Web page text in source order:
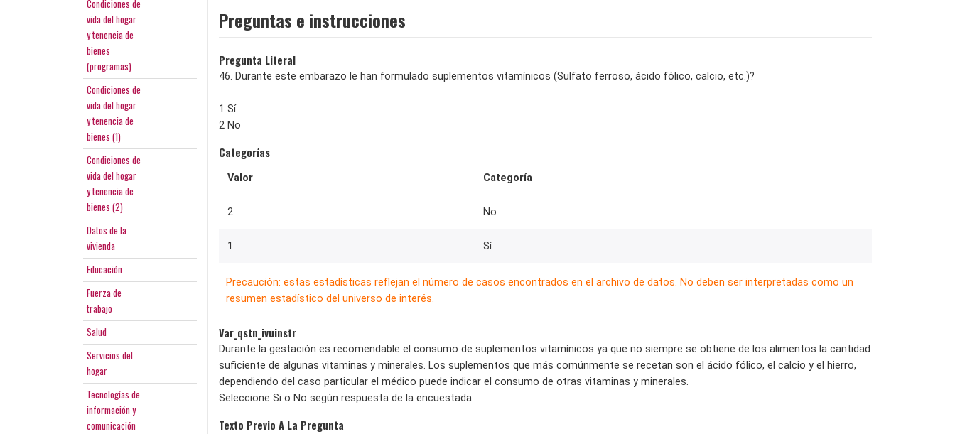
Condiciones de
vida del hogar
y tenencia de
bienes
(programas)
Condiciones de
vida del hogar
y tenencia de
bienes (1)
Condiciones de
vida del hogar
y tenencia de
bienes (2)
Datos de la
vivienda
Educación
Fuerza de
trabajo
Salud
Servicios del
hogar
Tecnologías de
información y
comunicación
Preguntas e instrucciones
Pregunta Literal
46. Durante este embarazo le han formulado suplementos vitamínicos (Sulfato ferroso, ácido fólico, calcio, etc.)?
1 Sí
2 No
Categorías
Valor Categoría
2 No
1 Sí
Precaución: estas estadísticas reflejan el número de casos encontrados en el archivo de datos. No deben ser interpretadas como un
resumen estadístico del universo de interés.
Var_qstn_ivuinstr
Durante la gestación es recomendable el consumo de suplementos vitamínicos ya que no siempre se obtiene de los alimentos la cantidad
suficiente de algunas vitaminas y minerales. Los suplementos que más comúnmente se recetan son el ácido fólico, el calcio y el hierro,
dependiendo del caso particular el médico puede indicar el consumo de otras vitaminas y minerales.
Seleccione Si o No según respuesta de la encuestada.
Texto Previo A La Pregunta